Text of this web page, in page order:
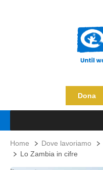
Dona
Home Dove lavoriamo
Lo Zambia in cifre